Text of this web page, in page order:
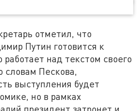
отметил, что
Путин готовится к
над текстом своего
словам Пескова,
выступления будет
но в рамках
президент затронет и